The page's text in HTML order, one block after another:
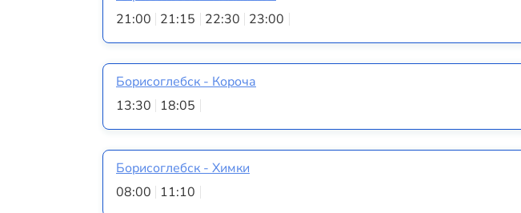
21:00 21:15 22:30 23:00
Борисоглебск - Короча
13:30
18:05
Борисоглебск - Химки
08:00
11:10